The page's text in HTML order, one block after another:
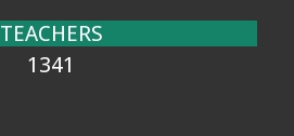
TEACHERS
1341